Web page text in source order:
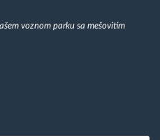
voznom parku sa mešovitim